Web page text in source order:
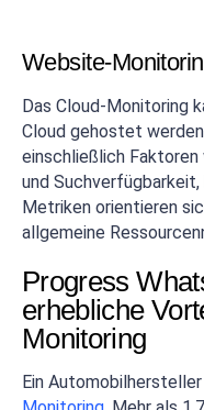
Website-
Das Cloud-Monitoring
Cloud gehostet
einschließlich
und
Metriken orientieren
allgemeine
Progress
erhebliche
Monitoring
Ein